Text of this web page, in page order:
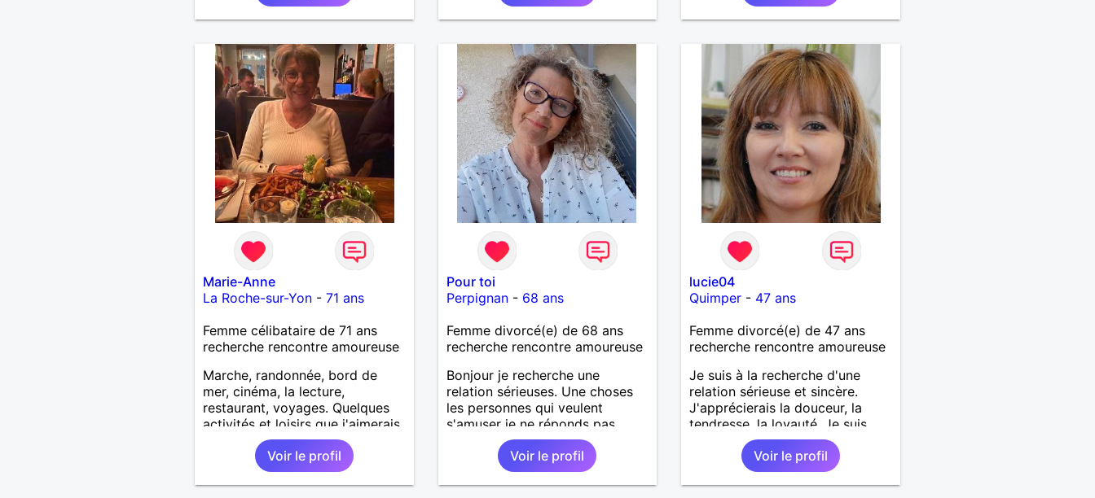
Marie-Anne
La Roche-sur-Yon- 71 ans
Femme célibataire de 71 ans
recherche rencontre amoureuse
Marche, randonnée, bord de
mer, cinéma, la lecture,
restaurant, voyages. Quelques
activités et loisirs que j'aimerais
partager ainsi que les vôtres.
Recevoir mes enfants, mes
petits-enfants et mes amis.
Bénévolat auprès des enfants à
Voir le profil
Pour toi
Perpignan- 68 ans
Femme divorcé(e) de 68 ans
recherche rencontre amoureuse
Bonjour je recherche une
relation sérieuses. Une choses
les personnes qui veulent
s'amuser je ne réponds pas....
Voir le profil
lucie04
Quimper - 47 ans
Femme divorcé(e) de 47 ans
recherche rencontre amoureuse
Je suis à la recherche d'une
relation sérieuse et sincère.
J'apprécierais la douceur, la
tendresse, la loyauté. Je suis
dynamique.
Voir le profil